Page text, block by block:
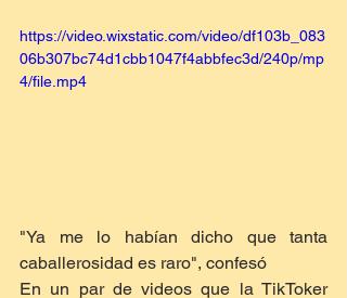
https://video.wixstatic.com/video/df103b_083
06b307bc74d1cbb1047f4abbfec3d/240p/mp
4/file.mp4
"Ya me lo habían dicho que tanta
caballerosidad es raro", confesó
En un par de videos que la TikToker